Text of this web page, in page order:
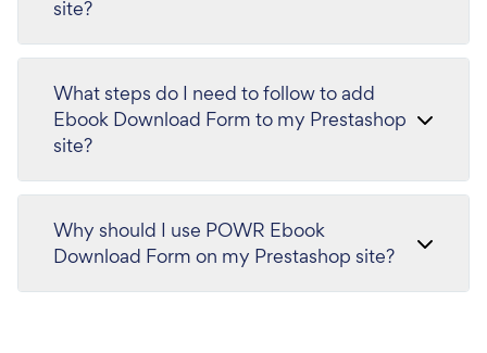
site?
What steps do I need to follow to add
Ebook Download Form to my Prestashop
site?
Why should I use POWR Ebook
Download Form on my Prestashop site?